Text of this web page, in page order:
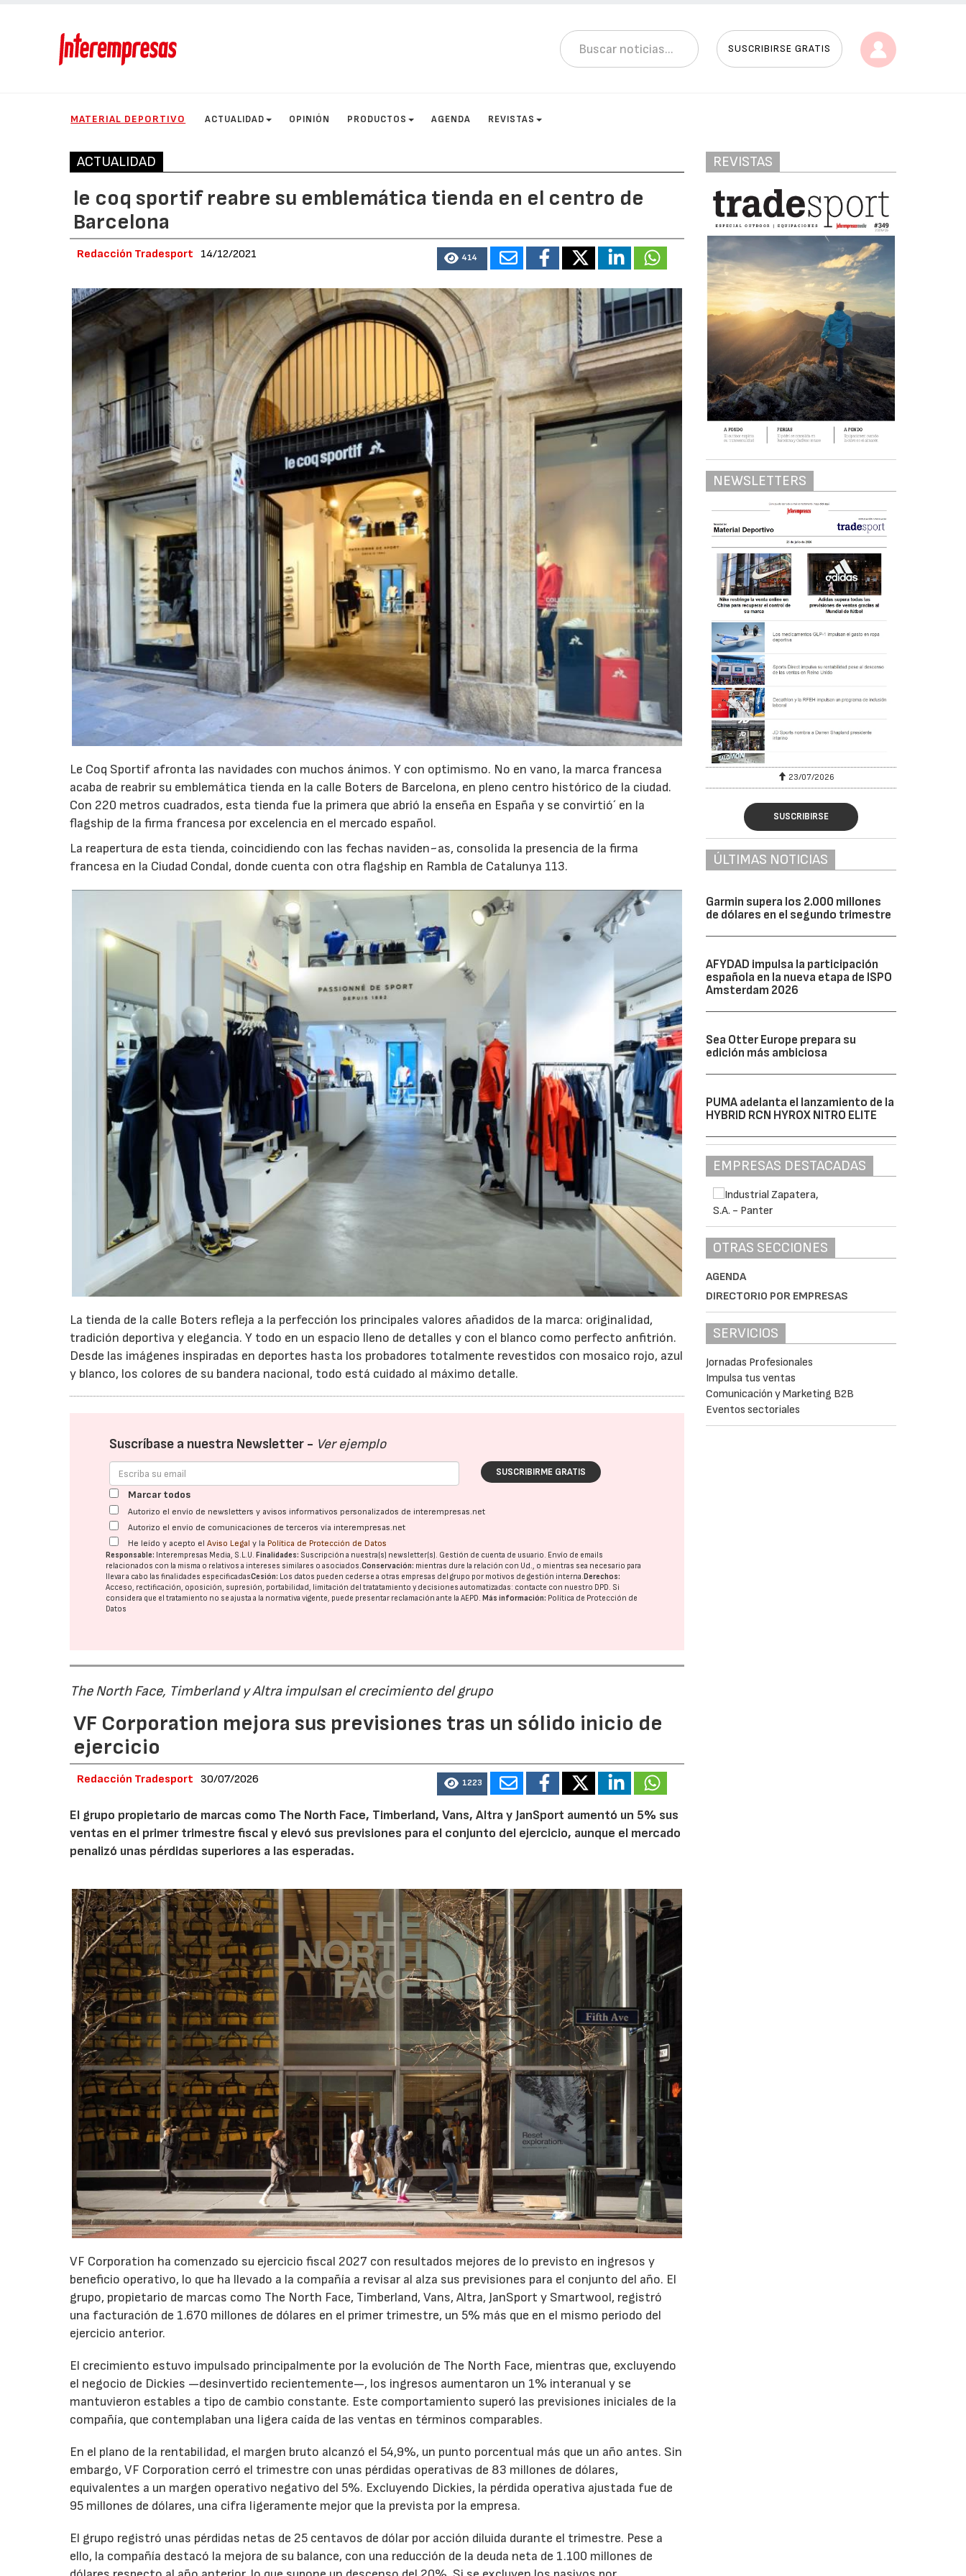
SUSCRIBIRSE GRATIS
MATERIAL DEPORTIVO ACTUALIDAD OPINIÓN PRODUCTOS AGENDA REVISTAS
ACTUALIDAD
le coq sportif reabre su emblemática tienda en el centro de
Barcelona
Redacción Tradesport 14/12/2021 414
Le Coq Sportif afronta las navidades con muchos ánimos. Y con optimismo. No en vano, la marca francesa
acaba de reabrir su emblemática tienda en la calle Boters de Barcelona, en pleno centro histórico de la ciudad.
Con 220 metros cuadrados, esta tienda fue la primera que abrió la enseña en España y se convirtió´ en la
flagship de la firma francesa por excelencia en el mercado español.
La reapertura de esta tienda, coincidiendo con las fechas naviden~as, consolida la presencia de la firma
francesa en la Ciudad Condal, donde cuenta con otra flagship en Rambla de Catalunya 113.
La tienda de la calle Boters refleja a la perfección los principales valores añadidos de la marca: originalidad,
tradición deportiva y elegancia. Y todo en un espacio lleno de detalles y con el blanco como perfecto anfitrión.
Desde las imágenes inspiradas en deportes hasta los probadores totalmente revestidos con mosaico rojo, azul
y blanco, los colores de su bandera nacional, todo está cuidado al máximo detalle.
Suscríbase a nuestra Newsletter - Ver ejemplo
SUSCRIBIRME GRATIS
Marcar todos
Autorizo el envío de newsletters y avisos informativos personalizados de interempresas.net
Autorizo el envío de comunicaciones de terceros vía interempresas.net
He leído y acepto elAviso Legal y la Política de Protección de Datos
Responsable: Interempresas Media, S.L.U.Finalidades: Suscripción a nuestra(s) newsletter(s). Gestión de cuenta de usuario. Envío de emails
relacionados con la misma o relativos a intereses similares o asociados.Conservación: mientras dure la relación con Ud., o mientras sea necesario para
llevar a cabo las finalidades especificadasCesión: Los datos pueden cederse a otras empresas del grupo por motivos de gestión interna.Derechos:
Acceso, rectificación, oposición, supresión, portabilidad, limitación del tratatamiento y decisiones automatizadas: contacte con nuestro DPD. Si
considera que el tratamiento no se ajusta a la normativa vigente, puede presentar reclamación ante laAEPD.Más información: Política de Protección de
Datos
The North Face, Timberland y Altra impulsan el crecimiento del grupo
VF Corporation mejora sus previsiones tras un sólido inicio de
ejercicio
Redacción Tradesport 30/07/2026 1223
El grupo propietario de marcas como The North Face, Timberland, Vans, Altra y JanSport aumentó un 5% sus
ventas en el primer trimestre fiscal y elevó sus previsiones para el conjunto del ejercicio, aunque el mercado
penalizó unas pérdidas superiores a las esperadas.
VF Corporation ha comenzado su ejercicio fiscal 2027 con resultados mejores de lo previsto en ingresos y
beneficio operativo, lo que ha llevado a la compañía a revisar al alza sus previsiones para el conjunto del año. El
grupo, propietario de marcas como The North Face, Timberland, Vans, Altra, JanSport y Smartwool, registró
una facturación de 1.670 millones de dólares en el primer trimestre, un 5% más que en el mismo periodo del
ejercicio anterior.
El crecimiento estuvo impulsado principalmente por la evolución de The North Face, mientras que, excluyendo
el negocio de Dickies —desinvertido recientemente—, los ingresos aumentaron un 1% interanual y se
mantuvieron estables a tipo de cambio constante. Este comportamiento superó las previsiones iniciales de la
compañía, que contemplaban una ligera caída de las ventas en términos comparables.
En el plano de la rentabilidad, el margen bruto alcanzó el 54,9%, un punto porcentual más que un año antes. Sin
embargo, VF Corporation cerró el trimestre con unas pérdidas operativas de 83 millones de dólares,
equivalentes a un margen operativo negativo del 5%. Excluyendo Dickies, la pérdida operativa ajustada fue de
95 millones de dólares, una cifra ligeramente mejor que la prevista por la empresa.
El grupo registró unas pérdidas netas de 25 centavos de dólar por acción diluida durante el trimestre. Pese a
ello, la compañía destacó la mejora de su balance, con una reducción de la deuda neta de 1.100 millones de
REVISTAS
NEWSLETTERS
23/07/2026 23/07/2026
SUSCRIBIRSE
ÚLTIMAS NOTICIAS
Garmin supera los 2.000 millones
de dólares en el segundo trimestre
AFYDAD impulsa la participación
española en la nueva etapa de ISPO
Amsterdam 2026
Sea Otter Europe prepara su
edición más ambiciosa
PUMA adelanta el lanzamiento de la
HYBRID RCN HYROX NITRO ELITE
EMPRESAS DESTACADAS
OTRAS SECCIONES
AGENDA
DIRECTORIO POR EMPRESAS
SERVICIOS
Jornadas Profesionales
Impulsa tus ventas
Comunicación y Marketing B2B
Eventos sectoriales